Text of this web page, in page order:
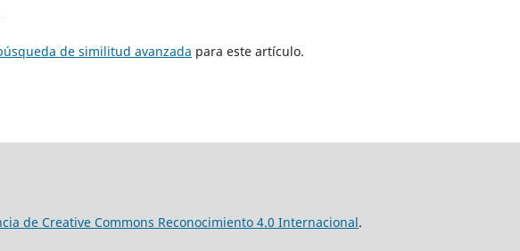
de similitud avanzada para este artículo.
de Creative Commons Reconocimiento 4.0 Internacional.